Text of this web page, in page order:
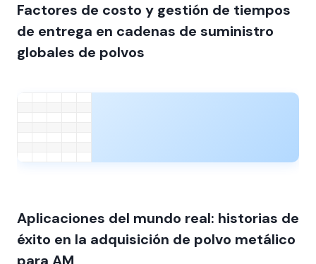
Factores de costo y gestión de tiempos
de entrega en cadenas de suministro
globales de polvos
Aplicaciones del mundo real: historias de
éxito en la adquisición de polvo metálico